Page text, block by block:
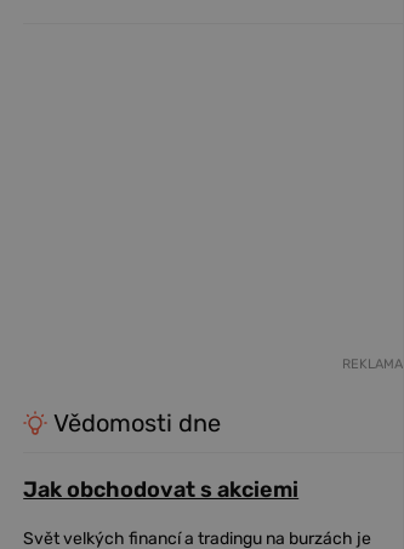
REKLAMA
Vědomosti dne
Jak obchodovat s akciemi
Svět velkých financí a tradingu na burzách je